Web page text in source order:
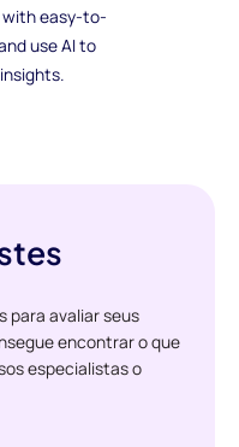
with easy-to-
use AI to
para avaliar seus
encontrar o que
especialistas o